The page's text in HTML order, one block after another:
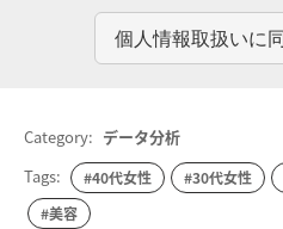
Category: データ分析
Tags:
#40代女性 #30代女性
#美容